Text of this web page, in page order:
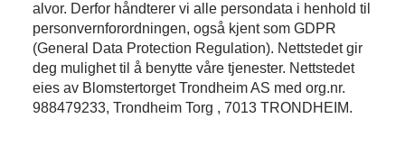
alvor. Derfor håndterer vi alle persondata i henhold til
personvernforordningen, også kjent som GDPR
(General Data Protection Regulation). Nettstedet gir
deg mulighet til å benytte våre tjenester. Nettstedet
eies av Blomstertorget Trondheim AS med org.nr.
988479233, Trondheim Torg , 7013 TRONDHEIM.